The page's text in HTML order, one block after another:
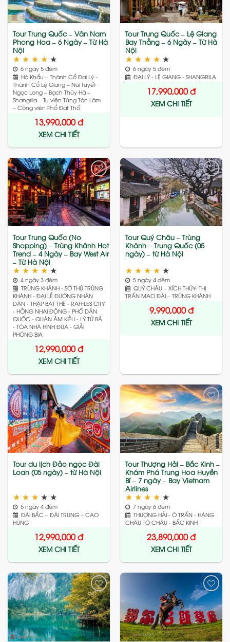
Tour Trung Quốc – Vân Nam
Phong Hoa – 6 Ngày – Từ Hà
Nội
★ ★ ★ ★ ★
6 ngày 5 đêm
Hà Khẩu – Thành Cổ Đại Lý -
Thành Cổ Lệ Giang – Núi tuyết
Ngọc Long – Bạch Thủy Hà –
Shangrila – Tu viện Tùng Tán Lâm
– Công viên Phổ Đạt Thố
13,990,000đ
XEM CHI TIẾT
Tour Trung Quốc – Lệ Giang
Bay Thẳng – 6 Ngày – Từ Hà
Nội
★ ★ ★ ★ ★
6 ngày 5 đêm
ĐẠI LÝ - LỆ GIANG - SHANGRILA
17,990,000đ
XEM CHI TIẾT
Add
to
wishlist
Tour Trung Quốc (No
Shopping) – Trùng Khánh Hot
Trend – 4 Ngày – Bay West Air
– Từ Hà Nội
★ ★ ★ ★ ★
4 ngày 3 đêm
TRÙNG KHÁNH - SỞ THÚ TRÙNG
KHÁNH - ĐẠI LỄ ĐƯỜNG NHÂN
DÂN - THẬP BÁT THÊ - RAFFLES CITY
- HỒNG NHAI ĐỘNG - PHỐ DÂN
QUỐC - QUÁN ÂM KIỀU - LÝ TỬ BÁ
- TÒA NHÀ HÌNH ĐŨA - GIẢI
PHÓNG BIA
12,990,000đ
XEM CHI TIẾT
Add
to
wishlist
Tour Quý Châu – Trùng
Khánh – Trung Quốc (05
ngày) – từ Hà Nội
★ ★ ★ ★ ★
5 ngày 4 đêm
QUÝ CHÂU – XÍCH THỦY- THỊ
TRẤN MAO ĐÀI – TRÙNG KHÁNH
9,990,000đ
XEM CHI TIẾT
Add
to
wishlist
Tour du lịch Đảo ngọc Đài
Loan (05 ngày) – từ Hà Nội
★ ★ ★ ★ ★
5 ngày 4 đêm
ĐÀI BẮC – ĐÀI TRUNG – CAO
HÙNG
12,990,000đ
XEM CHI TIẾT
Add
to
wishlist
Tour Thượng Hải – Bắc Kinh –
Khám Phá Trung Hoa Huyền
Bí – 7 ngày – Bay Vietnam
Airlines
★ ★ ★ ★ ★
7 ngày 6 đêm
THƯỢNG HẢI - Ô TRẤN - HÀNG
CHÂU TÔ CHÂU - BẮC KINH
23,890,000đ
XEM CHI TIẾT
Add
to
wishlist
Add
to
wishlist